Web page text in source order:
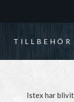
TILLBEHÖR
Istex har